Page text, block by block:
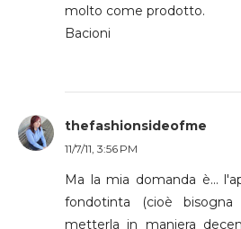
molto come prodotto.
Bacioni
thefashionsideofme
11/7/11, 3:56 PM
Ma la mia domanda è...
fondotinta (cioè
metterla in maniera